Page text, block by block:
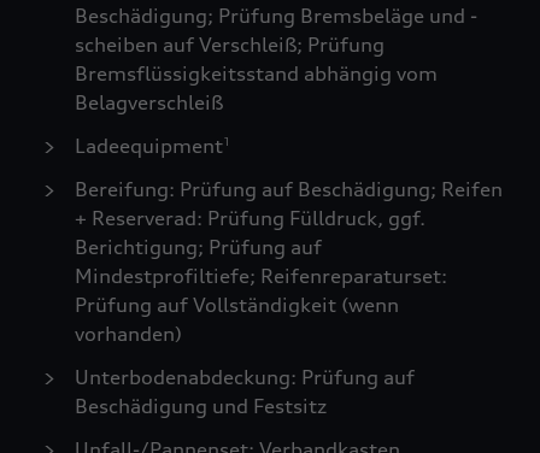
Beschädigung; Prüfung Bremsbeläge und -
scheiben auf Verschleiß; Prüfung
Bremsflüssigkeitsstand abhängig vom
Belagverschleiß
Ladeequipment1
Bereifung: Prüfung auf Beschädigung; Reifen
+ Reserverad: Prüfung Fülldruck, ggf.
Berichtigung; Prüfung auf
Mindestprofiltiefe; Reifenreparaturset:
Prüfung auf Vollständigkeit (wenn
vorhanden)
Unterbodenabdeckung: Prüfung auf
Beschädigung und Festsitz